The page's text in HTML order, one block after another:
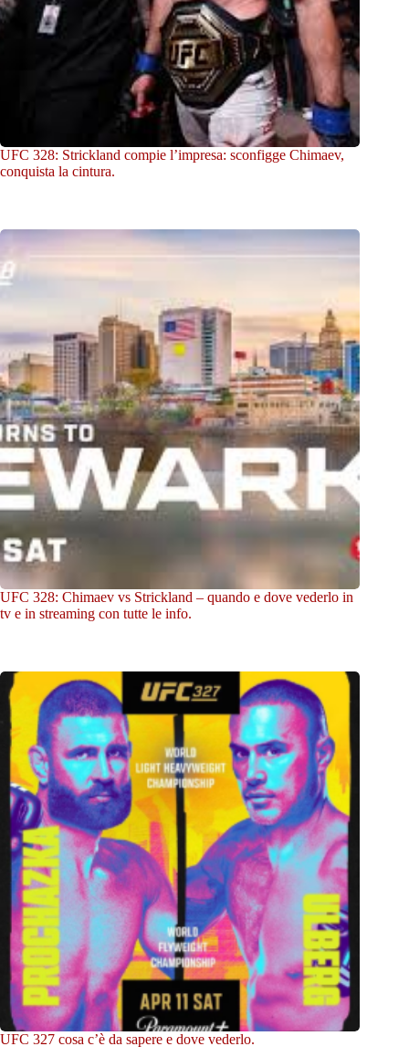
UFC 328: Strickland compie l’impresa: sconfigge Chimaev,
conquista la cintura.
UFC 328: Chimaev vs Strickland – quando e dove vederlo in
tv e in streaming con tutte le info.
UFC 327 cosa c’è da sapere e dove vederlo.